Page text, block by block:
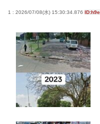
韓国人「人間冷蔵庫
す…」
【大甲子園】被災地
明高校、京都立命館
X「B’z、ミスチル、
まだ現役なの凄いよ
1 : 2026/07/08(水) 15:30:34.876